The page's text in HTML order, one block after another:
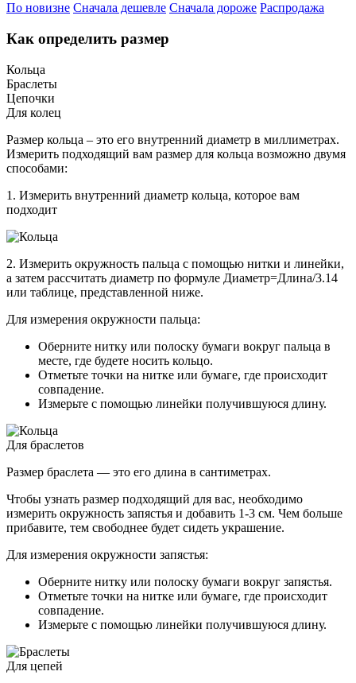
По новизне Сначала дешевле Сначала дороже Распродажа
Как определить размер
Кольца
Браслеты
Цепочки
Для колец
Размер кольца – это его внутренний диаметр в миллиметрах.
Измерить подходящий вам размер для кольца возможно двумя
способами:
1. Измерить внутренний диаметр кольца, которое вам
подходит
2. Измерить окружность пальца с помощью нитки и линейки,
а затем рассчитать диаметр по формуле Диаметр=Длина/3.14
или таблице, представленной ниже.
Для измерения окружности пальца:
Оберните нитку или полоску бумаги вокруг пальца в
месте, где будете носить кольцо.
Отметьте точки на нитке или бумаге, где происходит
совпадение.
Измерьте с помощью линейки получившуюся длину.
Для браслетов
Размер браслета — это его длина в сантиметрах.
Чтобы узнать размер подходящий для вас, необходимо
измерить окружность запястья и добавить 1-3 см. Чем больше
прибавите, тем свободнее будет сидеть украшение.
Для измерения окружности запястья:
Оберните нитку или полоску бумаги вокруг запястья.
Отметьте точки на нитке или бумаге, где происходит
совпадение.
Измерьте с помощью линейки получившуюся длину.
Для цепей